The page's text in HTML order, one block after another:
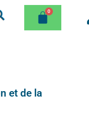
et de la